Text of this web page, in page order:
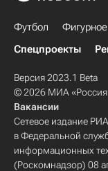
Футбол
Спецпроекты
Версия 2023.1 Beta
© 2026 МИА «Россия
Вакансии
Сетевое издание
в Федеральной
информационных
(Роскомнадзор) 08